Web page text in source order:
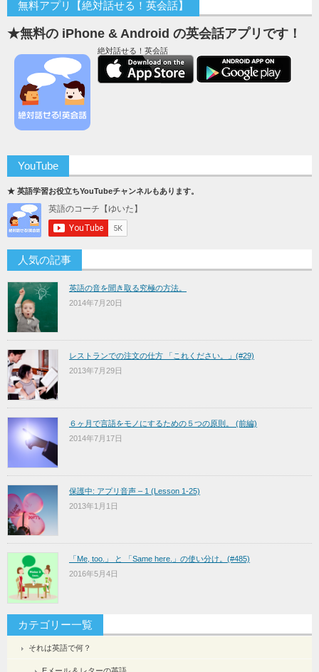
無料アプリ【絶対話せる！英会話】
★無料の iPhone & Android の英会話アプリです！
絶対話せる！英会話
YouTube
★ 英語学習お役立ちYouTubeチャンネルもあります。
人気の記事
英語の音を聞き取る究極の方法。
2014年7月20日
レストランでの注文の仕方 「これください。」(#29)
2013年7月29日
６ヶ月で言語をモノにするための５つの原則。 (前編)
2014年7月17日
保護中: アプリ音声 – 1 (Lesson 1-25)
2013年1月1日
「Me, too.」 と 「Same here.」の使い分け。(#485)
2016年5月4日
カテゴリー一覧
それは英語で何？